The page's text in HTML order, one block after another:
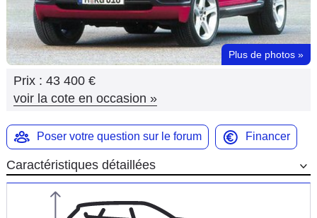
Services
Forum
Moto
Marques
Plus de photos »
Prix : 43 400 €
voir la cote en occasion »
Poser votre question sur le forum Financer
Caractéristiques détaillées